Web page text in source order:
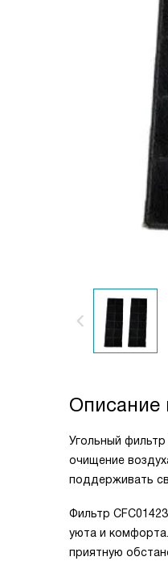
Описание
Угольный
очищение
поддерживать
Фильтр
уюта и
приятную